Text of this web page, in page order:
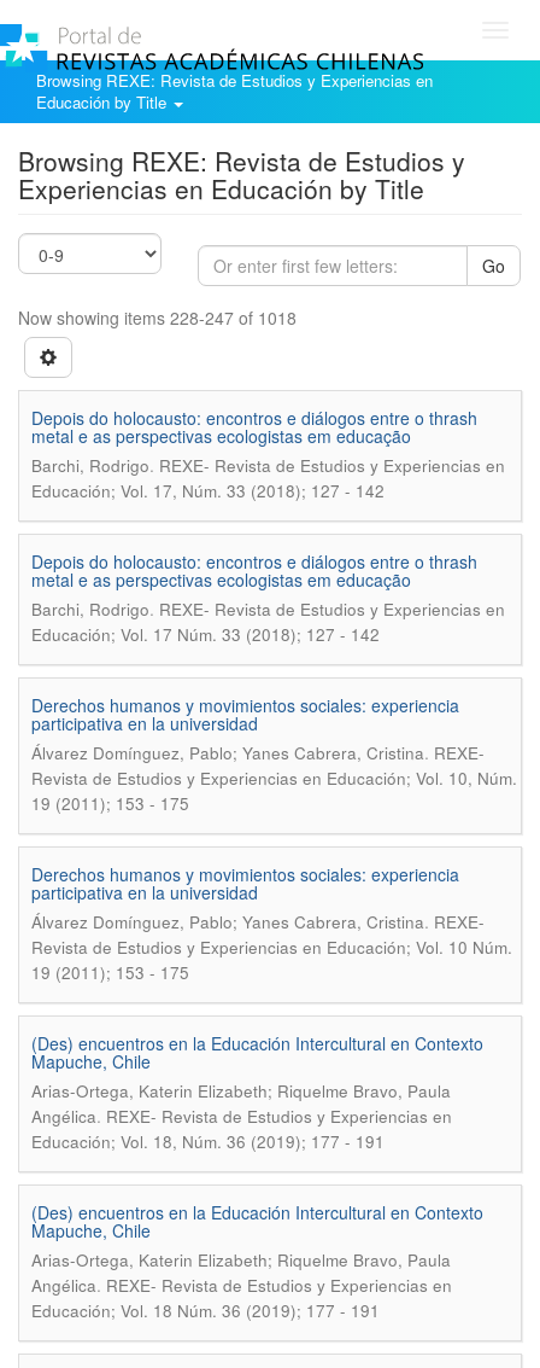
Browsing REXE: Revista de Estudios y Experiencias en
Educación by Title
Browsing REXE: Revista de Estudios y
Experiencias en Educación by Title
Go
Now showing items 228-247 of 1018
Depois do holocausto: encontros e diálogos entre o thrash
metal e as perspectivas ecologistas em educação
Barchi, Rodrigo. REXE- Revista de Estudios y Experiencias en
Educación; Vol. 17, Núm. 33 (2018); 127 - 142
Depois do holocausto: encontros e diálogos entre o thrash
metal e as perspectivas ecologistas em educação
Barchi, Rodrigo. REXE- Revista de Estudios y Experiencias en
Educación; Vol. 17 Núm. 33 (2018); 127 - 142
Derechos humanos y movimientos sociales: experiencia
participativa en la universidad
Álvarez Domínguez, Pablo; Yanes Cabrera, Cristina. REXE-
Revista de Estudios y Experiencias en Educación; Vol. 10, Núm.
19 (2011); 153 - 175
Derechos humanos y movimientos sociales: experiencia
participativa en la universidad
Álvarez Domínguez, Pablo; Yanes Cabrera, Cristina. REXE-
Revista de Estudios y Experiencias en Educación; Vol. 10 Núm.
19 (2011); 153 - 175
(Des) encuentros en la Educación Intercultural en Contexto
Mapuche, Chile
Arias-Ortega, Katerin Elizabeth; Riquelme Bravo, Paula
Angélica. REXE- Revista de Estudios y Experiencias en
Educación; Vol. 18, Núm. 36 (2019); 177 - 191
(Des) encuentros en la Educación Intercultural en Contexto
Mapuche, Chile
Arias-Ortega, Katerin Elizabeth; Riquelme Bravo, Paula
Angélica. REXE- Revista de Estudios y Experiencias en
Educación; Vol. 18 Núm. 36 (2019); 177 - 191